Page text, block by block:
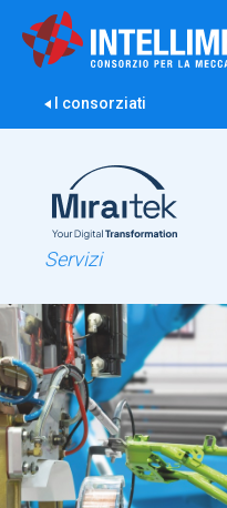
I consorziati
Servizi